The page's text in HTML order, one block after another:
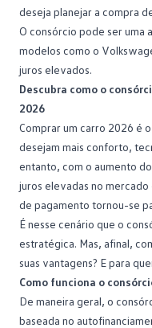
deseja planejar a compra
O consórcio pode ser
modelos como o
juros elevados.
Descubra como o
2026
Comprar um carro 2026 é
desejam mais conforto,
entanto, com o aumento
juros elevadas no
de pagamento tornou-se
É nesse cenário que o
estratégica. Mas, afinal,
suas vantagens? E para
Como funciona o
De maneira geral, o
baseada no